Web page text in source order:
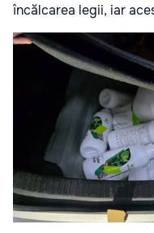
încălcarea legii, iar